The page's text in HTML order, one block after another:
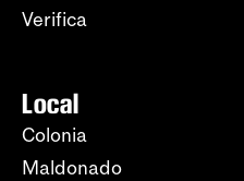
Verifica
Local
Colonia
Maldonado